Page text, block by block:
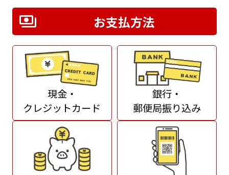
お支払方法
現金・
クレジットカード
銀行・
郵便局振り込み